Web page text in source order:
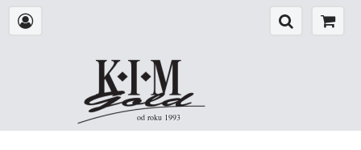
od roku 1993